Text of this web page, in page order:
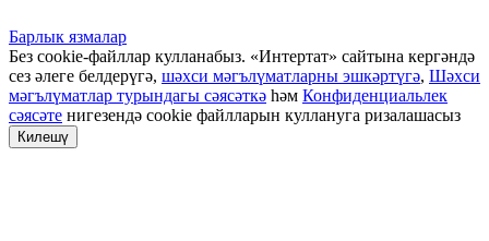
Барлык язмалар
Без cookie-файллар кулланабыз. «Интертат» сайтына кергәндә
сез әлеге белдерүгә, шәхси мәгълүматларны эшкәртүгә, Шәхси
мәгълүматлар турындагы сәясәткә һәм Конфиденциальлек
сәясәте нигезендә cookie файлларын куллануга ризалашасыз
Килешү